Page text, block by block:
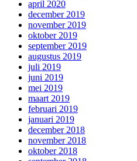
april 2020
december 2019
november 2019
oktober 2019
september 2019
augustus 2019
juli 2019
juni 2019
mei 2019
maart 2019
februari 2019
januari 2019
december 2018
november 2018
oktober 2018